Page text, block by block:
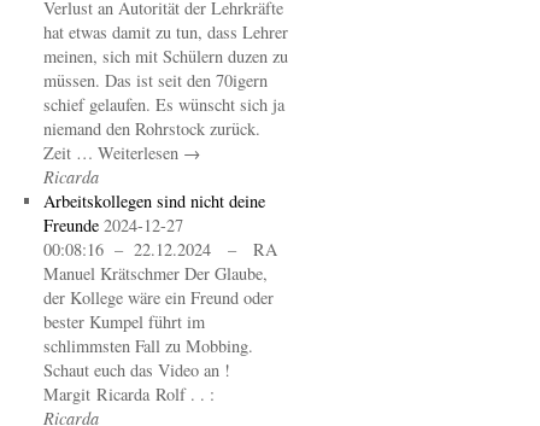
Verlust an Autorität der Lehrkräfte
hat etwas damit zu tun, dass Lehrer
meinen, sich mit Schülern duzen zu
müssen. Das ist seit den 70igern
schief gelaufen. Es wünscht sich ja
niemand den Rohrstock zurück.
Zeit … Weiterlesen →
Ricarda
Arbeitskollegen sind nicht deine
Freunde 2024-12-27
00:08:16 – 22.12.2024 – RA
Manuel Krätschmer Der Glaube,
der Kollege wäre ein Freund oder
bester Kumpel führt im
schlimmsten Fall zu Mobbing.
Schaut euch das Video an !
Margit Ricarda Rolf . . :
Ricarda